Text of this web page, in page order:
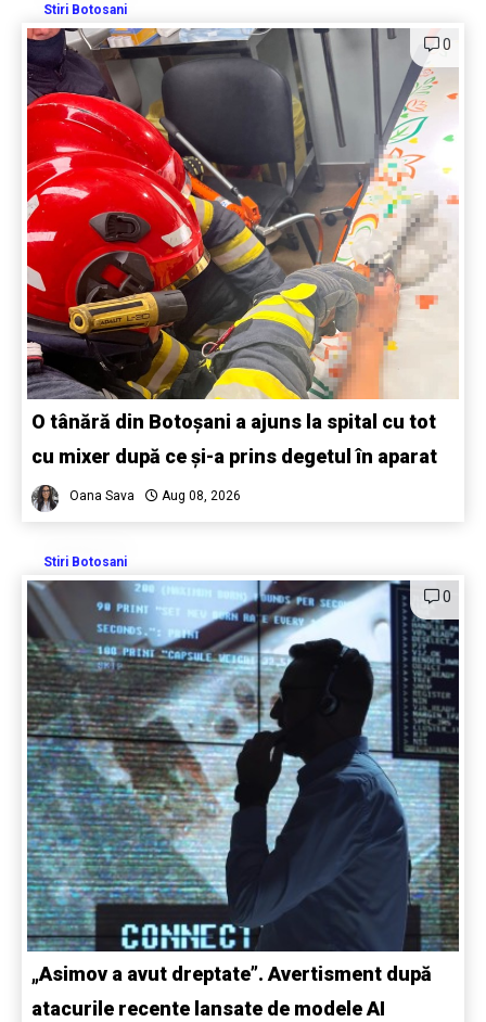
Stiri Botosani
0
O tânără din Botoșani a ajuns la spital cu tot
cu mixer după ce și-a prins degetul în aparat
Oana Sava Aug 08, 2026
Stiri Botosani
0
„Asimov a avut dreptate”. Avertisment după
atacurile recente lansate de modele AI